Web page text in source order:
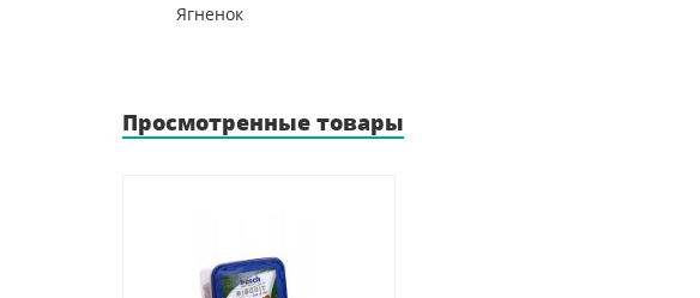
Ягненок
Просмотренные товары